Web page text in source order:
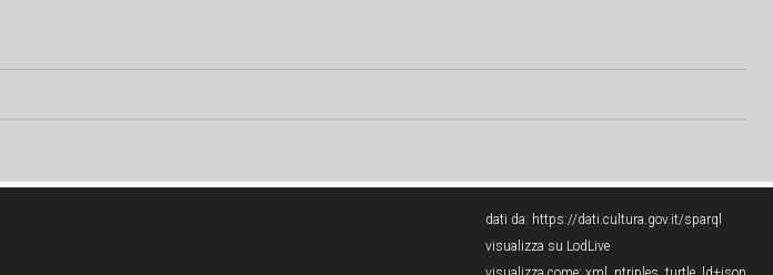
dati da: https://dati.cultura.gov.it/sparql
visualizza su LodLive